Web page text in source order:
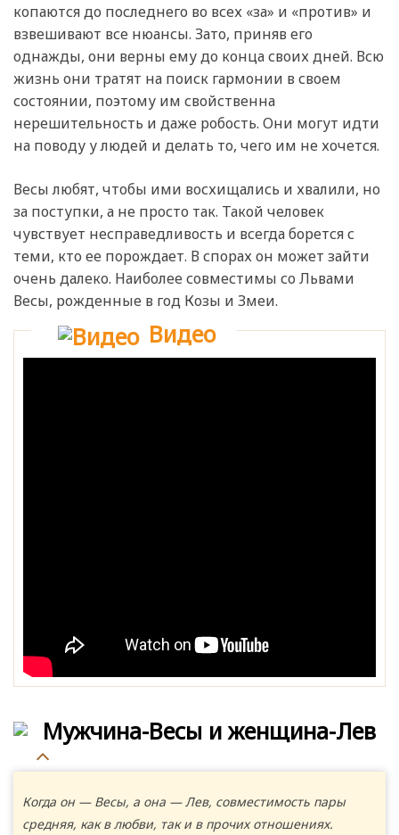
копаются до последнего во всех «за» и «против» и
взвешивают все нюансы. Зато, приняв его
однажды, они верны ему до конца своих дней. Всю
жизнь они тратят на поиск гармонии в своем
состоянии, поэтому им свойственна
нерешительность и даже робость. Они могут идти
на поводу у людей и делать то, чего им не хочется.
Весы любят, чтобы ими восхищались и хвалили, но
за поступки, а не просто так. Такой человек
чувствует несправедливость и всегда борется с
теми, кто ее порождает. В спорах он может зайти
очень далеко. Наиболее совместимы со Львами
Весы, рожденные в год Козы и Змеи.
Видео
Мужчина-Весы и женщина-Лев
Когда он — Весы, а она — Лев, совместимость пары
средняя, как в любви, так и в прочих отношениях.